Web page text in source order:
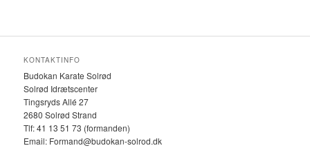
KONTAKTINFO
Budokan Karate Solrød
Solrød Idrætscenter
Tingsryds Allé 27
2680 Solrød Strand
Tlf: 41 13 51 73 (formanden)
Email: Formand@budokan-solrod.dk